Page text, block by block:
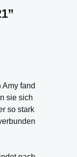
Amy fand
sie sich
so stark